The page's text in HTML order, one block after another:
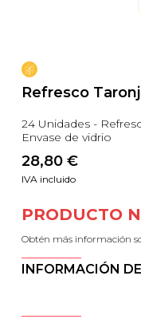
Refresco
24 Unidades -
Envase de vidrio
28,80 €
IVA incluido
PRODUCTO
Obtén más información
INFORMACIÓN